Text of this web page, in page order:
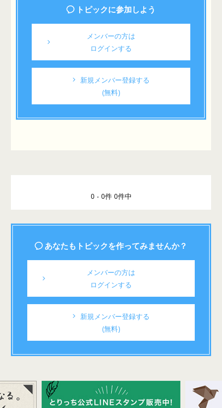
トピックに参加しよう
メンバーの方は
ログインする
新規メンバー登録する
(無料)
0 - 0件 0件中
あなたもトピックを作ってみませんか？
メンバーの方は
ログインする
新規メンバー登録する
(無料)